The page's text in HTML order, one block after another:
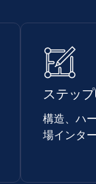
ステッ
構造、ハ
場インタ